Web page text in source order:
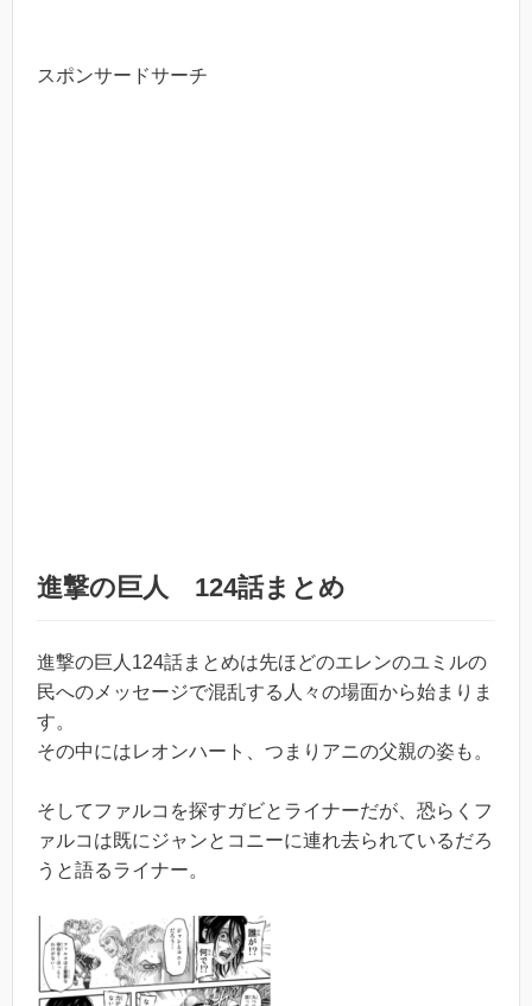
スポンサードサーチ
進撃の巨人 124話まとめ
進撃の巨人124話まとめは先ほどのエレンのユミルの
民へのメッセージで混乱する人々の場面から始まりま
す。
その中にはレオンハート、つまりアニの父親の姿も。
そしてファルコを探すガビとライナーだが、恐らくフ
ァルコは既にジャンとコニーに連れ去られているだろ
うと語るライナー。